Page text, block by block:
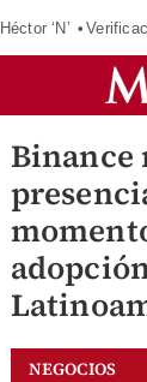
Héctor ‘N’
Binance
NEGOCIOS